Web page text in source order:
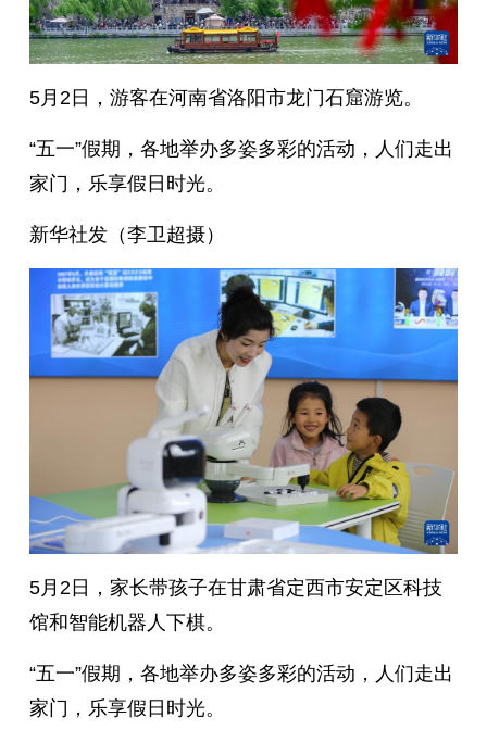
5月2日，游客在河南省洛阳市龙门石窟游览。
“五一”假期，各地举办多姿多彩的活动，人们走出
家门，乐享假日时光。
新华社发（李卫超摄）
5月2日，家长带孩子在甘肃省定西市安定区科技
馆和智能机器人下棋。
“五一”假期，各地举办多姿多彩的活动，人们走出
家门，乐享假日时光。